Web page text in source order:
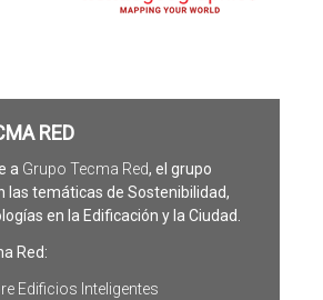
RED
a Grupo Tecma Red, el grupo
las temáticas de Sostenibilidad,
en la Edificación y la Ciudad.
Red:
Edificios Inteligentes